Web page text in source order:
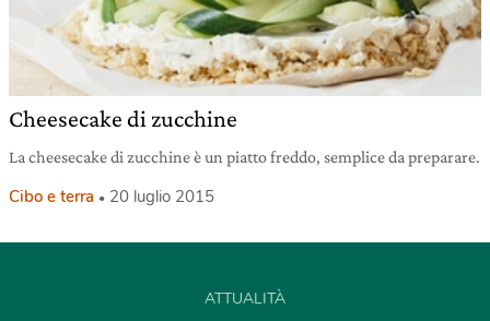
Cheesecake di zucchine
La cheesecake di zucchine è un piatto freddo, semplice da preparare.
Cibo e terra 20 luglio 2015
ATTUALITÀ